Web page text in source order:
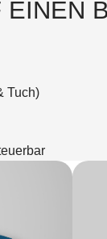
EINEN
Tuch)